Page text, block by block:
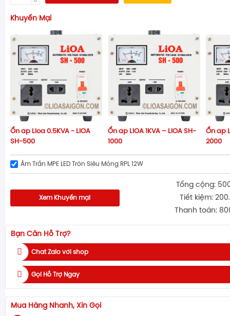
Khuyến Mại
Ổn áp Lioa 0.5KVA - LiOA
SH-500
Ổn áp LIOA 1KVA – LiOA SH-
1000
Ổn áp
2000
Âm Trần MPE LED Tròn Siêu Mỏng RPL 12W
Xem Khuyến mại
Tổng cộng:
Tiết kiệm:
Thanh toán:
Bạn Cần Hỗ Trợ?
Chat Zalo với shop
Gọi Hỗ Trợ Ngay
Mua Hàng Nhanh, Xin Gọi